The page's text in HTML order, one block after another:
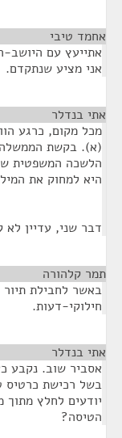
אחמד טיבי
אתייעץ עם
אני מציע שנתקדם.
אתי בנדלר
(א). בקשת הממשלה,
הלשכה המשפטית
היא למחוק את
דבר שני, עדיין לא
תמר קלהורה
באשר לחבילת תיור
חילוקי-דעות.
אתי בנדלר
אסביר שוב. נקבע
בשל רכישת כרטיס
יודעים לחלץ מתוך
הטיסה?